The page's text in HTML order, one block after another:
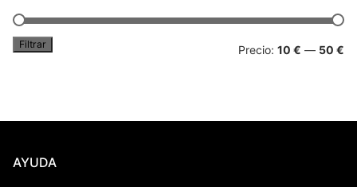
Filtrar Precio: 10 € — 50 €
AYUDA